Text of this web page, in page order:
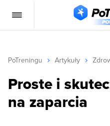
PoTreningu Artykuły
Proste i
na zaparcia